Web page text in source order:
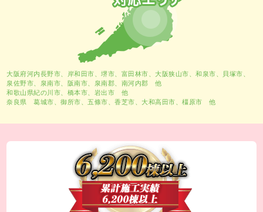
大阪府河内長野市、 岸和田市 、堺市 、富田林市、大阪狭山市、和泉市、貝塚市、
泉佐野市、泉南市、阪南市、泉南郡、南河内郡 他
和歌山県紀の川市、橋本市、岩出市 他
奈良県 葛城市、御所市、五條市、香芝市、大和高田市、橿原市 他